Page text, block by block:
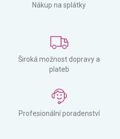
Nákup na splátky
Široká možnost dopravy a
plateb
Profesionální poradenství